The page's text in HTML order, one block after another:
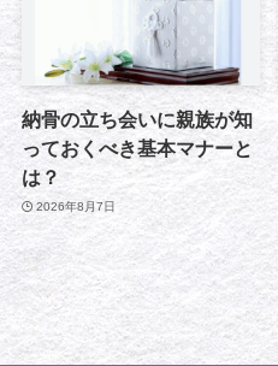
納骨の立ち会いに親族が知
っておくべき基本マナーと
は？
2026年8月7日